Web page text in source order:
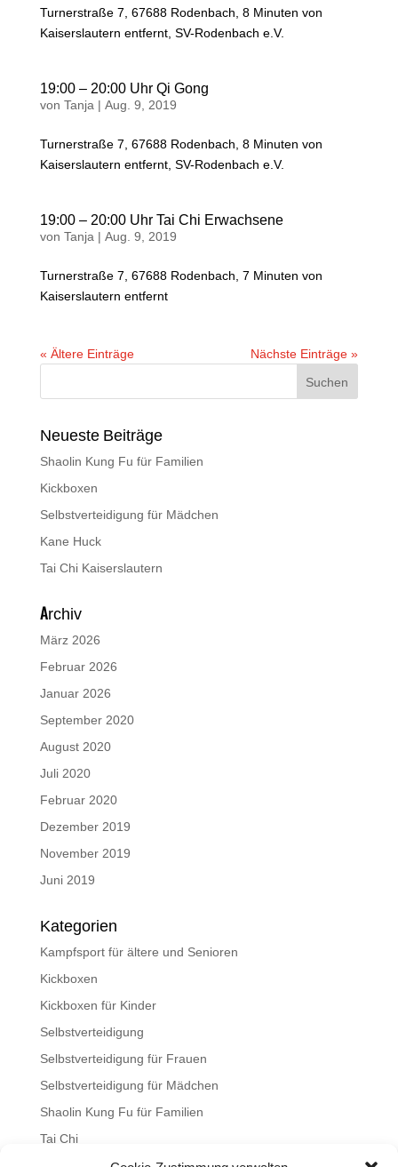
Turnerstraße 7, 67688 Rodenbach, 8 Minuten von
Kaiserslautern entfernt, SV-Rodenbach e.V.
19:00 – 20:00 Uhr Qi Gong
von Tanja | Aug. 9, 2019
Turnerstraße 7, 67688 Rodenbach, 8 Minuten von
Kaiserslautern entfernt, SV-Rodenbach e.V.
19:00 – 20:00 Uhr Tai Chi Erwachsene
von Tanja | Aug. 9, 2019
Turnerstraße 7, 67688 Rodenbach, 7 Minuten von
Kaiserslautern entfernt
« Ältere Einträge Nächste Einträge »
Neueste Beiträge
Shaolin Kung Fu für Familien
Kickboxen
Selbstverteidigung für Mädchen
Kane Huck
Tai Chi Kaiserslautern
Archiv
März 2026
Februar 2026
Januar 2026
September 2020
August 2020
Juli 2020
Februar 2020
Dezember 2019
November 2019
Juni 2019
Kategorien
Kampfsport für ältere und Senioren
Kickboxen
Kickboxen für Kinder
Selbstverteidigung
Selbstverteidigung für Frauen
Selbstverteidigung für Mädchen
Shaolin Kung Fu für Familien
Tai Chi